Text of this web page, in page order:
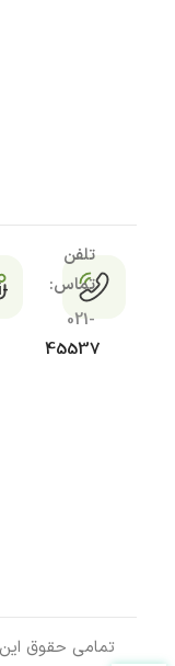
تلفن
تماس:
021-
45537
تمامی حقوق